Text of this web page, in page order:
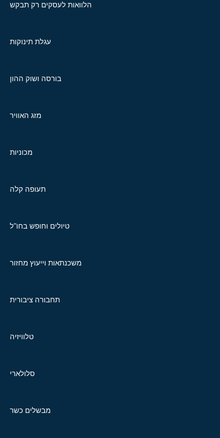
הלוואות לעסקים רק תבקש
עגלת תינוקות
בורסה ושוק ההון
מזג האוויר
מכוניות
תעופה קלה
טיולים וחופש בחו"ל
משכנתאות וייעוץ מחזור
תחבורה ציבורית
טלוויזיה
סלולארי
מבשלים כשר